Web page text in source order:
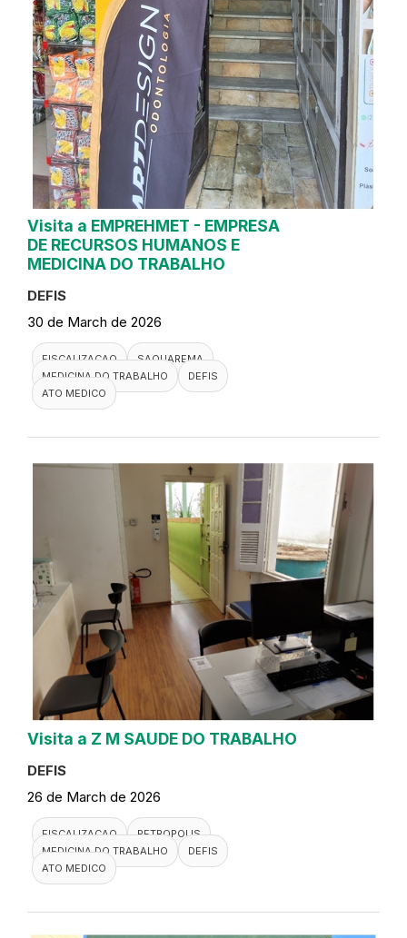
Visita a EMPREHMET - EMPRESA
DE RECURSOS HUMANOS E
MEDICINA DO TRABALHO
DEFIS
30 de March de 2026
FISCALIZACAO
SAQUAREMA
MEDICINA DO TRABALHO
DEFIS
ATO MEDICO
Visita a Z M SAUDE DO TRABALHO
DEFIS
26 de March de 2026
FISCALIZACAO
PETROPOLIS
MEDICINA DO TRABALHO
DEFIS
ATO MEDICO